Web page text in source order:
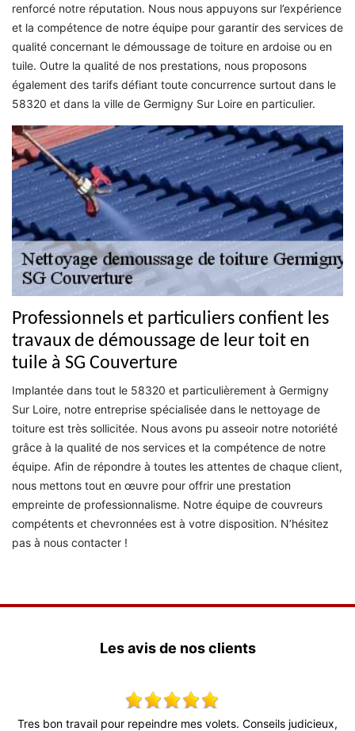
renforcé notre réputation. Nous nous appuyons sur l’expérience
et la compétence de notre équipe pour garantir des services de
qualité concernant le démoussage de toiture en ardoise ou en
tuile. Outre la qualité de nos prestations, nous proposons
également des tarifs défiant toute concurrence surtout dans le
58320 et dans la ville de Germigny Sur Loire en particulier.
Professionnels et particuliers confient les
travaux de démoussage de leur toit en
tuile à SG Couverture
Implantée dans tout le 58320 et particulièrement à Germigny
Sur Loire, notre entreprise spécialisée dans le nettoyage de
toiture est très sollicitée. Nous avons pu asseoir notre notoriété
grâce à la qualité de nos services et la compétence de notre
équipe. Afin de répondre à toutes les attentes de chaque client,
nous mettons tout en œuvre pour offrir une prestation
empreinte de professionnalisme. Notre équipe de couvreurs
compétents et chevronnées est à votre disposition. N’hésitez
pas à nous contacter !
Les avis de nos clients
repeindre mes volets. Conseils judicieux,
Très bon